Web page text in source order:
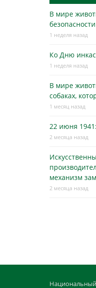
В мире
безопасности
1 неделя назад
Ко Дню
1 неделя назад
В мире
собаках,
1 месяц назад
22 июня
2 месяца назад
механизм
2 месяца назад